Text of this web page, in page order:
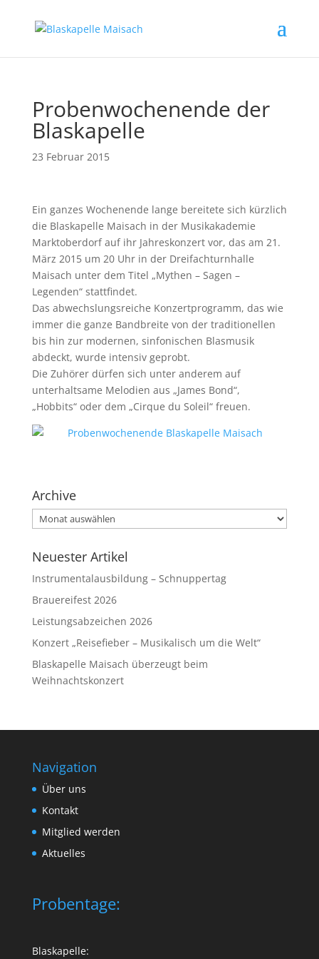
Probenwochenende der
Blaskapelle
23 Februar 2015
Ein ganzes Wochenende lange bereitete sich kürzlich
die Blaskapelle Maisach in der Musikakademie
Marktoberdorf auf ihr Jahreskonzert vor, das am 21.
März 2015 um 20 Uhr in der Dreifachturnhalle
Maisach unter dem Titel „Mythen – Sagen –
Legenden“ stattfindet.
Das abwechslungsreiche Konzertprogramm, das wie
immer die ganze Bandbreite von der traditionellen
bis hin zur modernen, sinfonischen Blasmusik
abdeckt, wurde intensiv geprobt.
Die Zuhörer dürfen sich unter anderem auf
unterhaltsame Melodien aus „James Bond“,
„Hobbits“ oder dem „Cirque du Soleil“ freuen.
Archive
Archive
Neuester Artikel
Instrumentalausbildung – Schnuppertag
Brauereifest 2026
Leistungsabzeichen 2026
Konzert „Reisefieber – Musikalisch um die Welt“
Blaskapelle Maisach überzeugt beim
Weihnachtskonzert
Navigation
Über uns
Kontakt
Mitglied werden
Aktuelles
Probentage:
Blaskapelle: